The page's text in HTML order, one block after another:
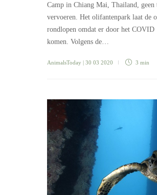
Camp in Chiang Mai, Thailand, geen
vervoeren. Het olifantenpark laat de
rondlopen omdat er door het COVID
komen. Volgens de…
AnimalsToday | 30 03 2020 3 min